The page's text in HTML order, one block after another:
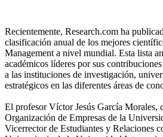
Recientemente, Research.com ha
clasificación anual de los mejores
Management a nivel mundial. Esta lista
académicos líderes por sus
a las instituciones de investigación,
estratégicos en las diferentes áreas de
El profesor Víctor Jesús García Morales,
Organización de Empresas de la
Vicerrector de Estudiantes y Relaciones